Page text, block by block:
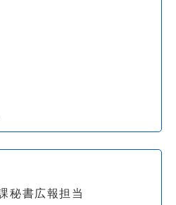
秘書広報担当